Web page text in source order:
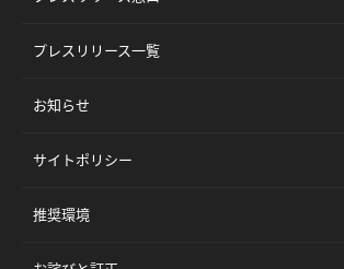
プレスリリース一覧
お知らせ
サイトポリシー
推奨環境